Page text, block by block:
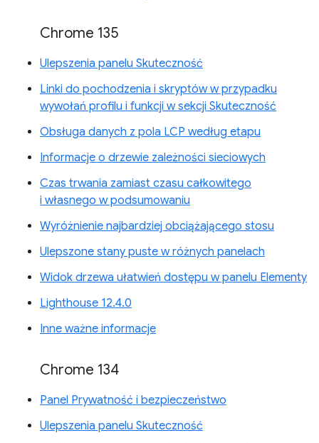
Chrome 135
Ulepszenia panelu Skuteczność
Linki do pochodzenia i skryptów w przypadku
wywołań profilu i funkcji w sekcji Skuteczność
Obsługa danych z pola LCP według etapu
Informacje o drzewie zależności sieciowych
Czas trwania zamiast czasu całkowitego
i własnego w podsumowaniu
Wyróżnienie najbardziej obciążającego stosu
Ulepszone stany puste w różnych panelach
Widok drzewa ułatwień dostępu w panelu Elementy
Lighthouse 12.4.0
Inne ważne informacje
Chrome 134
Panel Prywatność i bezpieczeństwo
Ulepszenia panelu Skuteczność